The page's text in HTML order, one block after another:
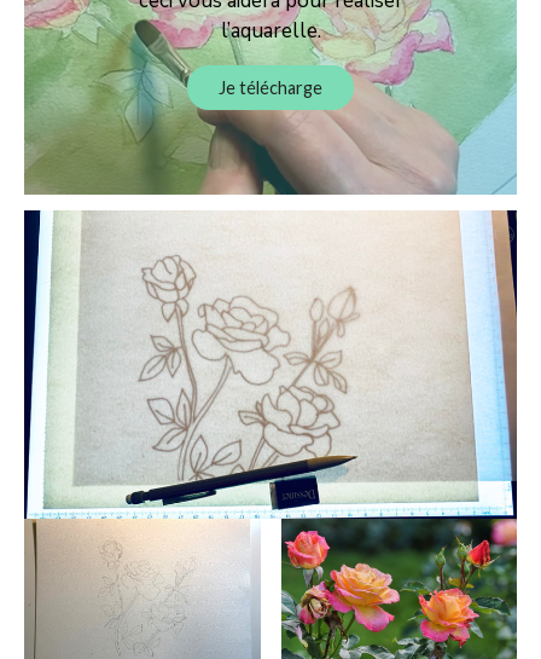
l’aquarelle.
Je télécharge